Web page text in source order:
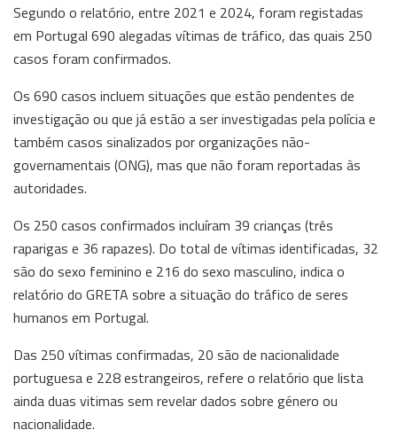
Segundo o relatório, entre 2021 e 2024, foram registadas
em Portugal 690 alegadas vítimas de tráfico, das quais 250
casos foram confirmados.
Os 690 casos incluem situações que estão pendentes de
investigação ou que já estão a ser investigadas pela polícia e
também casos sinalizados por organizações não-
governamentais (ONG), mas que não foram reportadas às
autoridades.
Os 250 casos confirmados incluíram 39 crianças (três
raparigas e 36 rapazes). Do total de vítimas identificadas, 32
são do sexo feminino e 216 do sexo masculino, indica o
relatório do GRETA sobre a situação do tráfico de seres
humanos em Portugal.
Das 250 vítimas confirmadas, 20 são de nacionalidade
portuguesa e 228 estrangeiros, refere o relatório que lista
ainda duas vitimas sem revelar dados sobre género ou
nacionalidade.